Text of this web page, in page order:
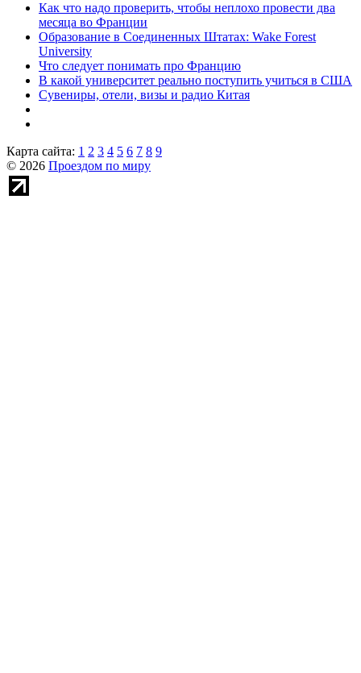
Как что надо проверить, чтобы неплохо провести два
месяца во Франции
Образование в Соединенных Штатах: Wake Forest
University
Что следует понимать про Францию
В какой университет реально поступить учиться в США
Сувениры, отели, визы и радио Китая
Карта сайта: 1 2 3 4 5 6 7 8 9
© 2026 Проездом по миру